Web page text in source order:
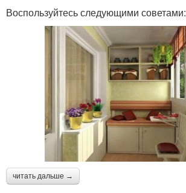
Воспользуйтесь следующими советами:
читать дальше →